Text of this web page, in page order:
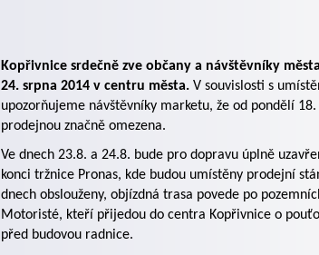
Kopřivnice srdečně zve občany a návštěvníky
24. srpna 2014 v centru města. V souvislosti s
upozorňujeme návštěvníky marketu, že od pondělí
prodejnou značně omezena.
Ve dnech 23.8. a 24.8. bude pro dopravu úplně
konci tržnice Pronas, kde budou umístěny prodejní
dnech obslouženy, objízdná trasa povede po
Motoristé, kteří přijedou do centra Kopřivnice o
před budovou radnice.